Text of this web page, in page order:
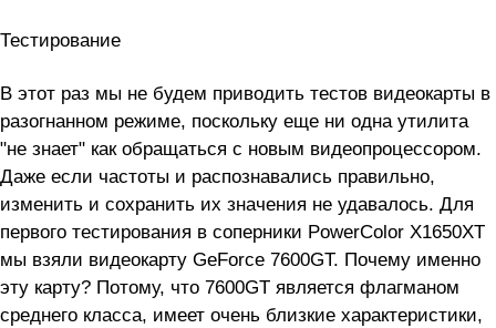
Тестирование
В этот раз мы не будем приводить тестов видеокарты в
разогнанном режиме, поскольку еще ни одна утилита
"не знает" как обращаться с новым видеопроцессором.
Даже если частоты и распознавались правильно,
изменить и сохранить их значения не удавалось. Для
первого тестирования в соперники PowerColor X1650XT
мы взяли видеокарту GeForce 7600GT. Почему именно
эту карту? Потому, что 7600GT является флагманом
среднего класса, имеет очень близкие характеристики,